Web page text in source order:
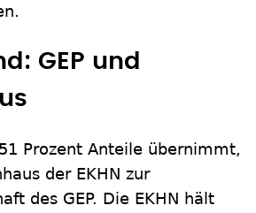
GEP und
Prozent Anteile übernimmt,
der EKHN zur
des GEP. Die EKHN hält